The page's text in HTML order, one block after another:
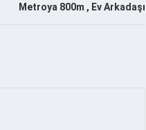
Metroya 800m , Ev Arkadaşı